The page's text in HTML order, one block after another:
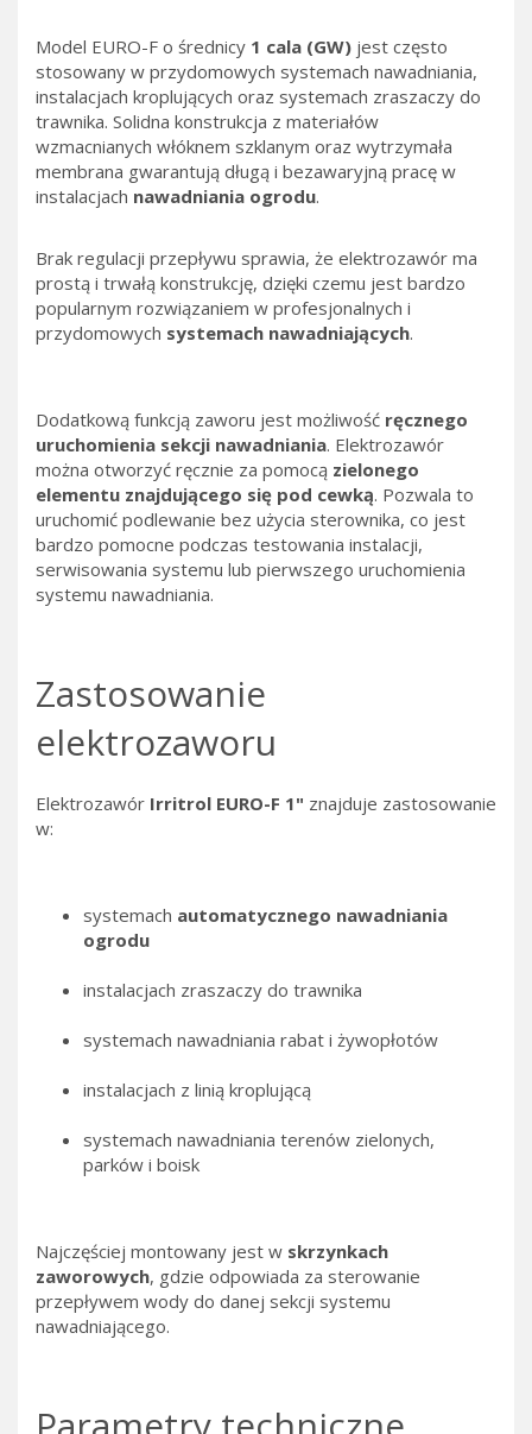
Model EURO-F o średnicy 1 cala (GW) jest często
stosowany w przydomowych systemach nawadniania,
instalacjach kroplujących oraz systemach zraszaczy do
trawnika. Solidna konstrukcja z materiałów
wzmacnianych włóknem szklanym oraz wytrzymała
membrana gwarantują długą i bezawaryjną pracę w
instalacjach nawadniania ogrodu.
Brak regulacji przepływu sprawia, że elektrozawór ma
prostą i trwałą konstrukcję, dzięki czemu jest bardzo
popularnym rozwiązaniem w profesjonalnych i
przydomowych systemach nawadniających.
Dodatkową funkcją zaworu jest możliwość ręcznego
uruchomienia sekcji nawadniania. Elektrozawór
można otworzyć ręcznie za pomocą zielonego
elementu znajdującego się pod cewką. Pozwala to
uruchomić podlewanie bez użycia sterownika, co jest
bardzo pomocne podczas testowania instalacji,
serwisowania systemu lub pierwszego uruchomienia
systemu nawadniania.
Zastosowanie
elektrozaworu
Elektrozawór Irritrol EURO-F 1" znajduje zastosowanie
w:
systemach automatycznego nawadniania
ogrodu
instalacjach zraszaczy do trawnika
systemach nawadniania rabat i żywopłotów
instalacjach z linią kroplującą
systemach nawadniania terenów zielonych,
parków i boisk
Najczęściej montowany jest w skrzynkach
zaworowych, gdzie odpowiada za sterowanie
przepływem wody do danej sekcji systemu
nawadniającego.